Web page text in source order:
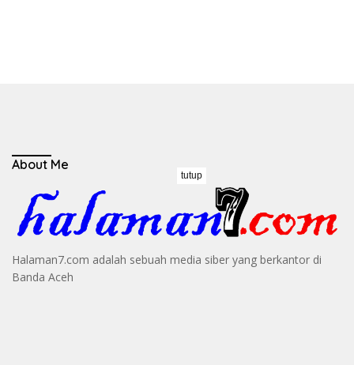
About Me
Halaman7.com adalah sebuah media siber yang berkantor di
Banda Aceh
tutup